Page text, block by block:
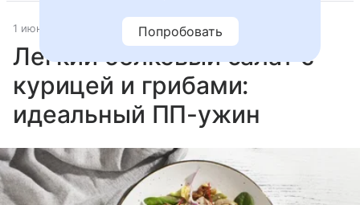
1 июня 2026
Легкий белковый салат с
курицей и грибами:
идеальный ПП-ужин
Попробовать